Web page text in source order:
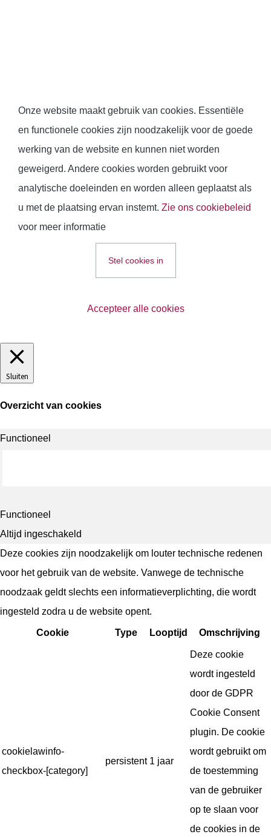
Onze website maakt gebruik van cookies. Essentiële
en functionele cookies zijn noodzakelijk voor de goede
werking van de website en kunnen niet worden
geweigerd. Andere cookies worden gebruikt voor
analytische doeleinden en worden alleen geplaatst als
u met de plaatsing ervan instemt. Zie ons cookiebeleid
voor meer informatie
Stel cookies in
Accepteer alle cookies
Sluiten
Overzicht van cookies
Functioneel
Functioneel
Altijd ingeschakeld
Deze cookies zijn noodzakelijk om louter technische redenen
voor het gebruik van de website. Vanwege de technische
noodzaak geldt slechts een informatieverplichting, die wordt
ingesteld zodra u de website opent.
Cookie Type Looptijd Omschrijving
cookielawinfo-
checkbox-[category]
persistent 1 jaar
Deze cookie
wordt ingesteld
door de GDPR
Cookie Consent
plugin. De cookie
wordt gebruikt om
de toestemming
van de gebruiker
op te slaan voor
de cookies in de